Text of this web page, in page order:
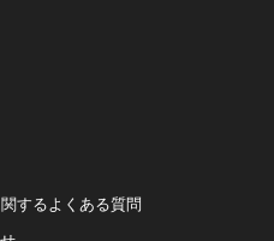
関するよくある質問